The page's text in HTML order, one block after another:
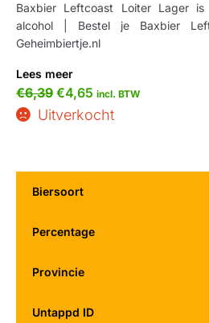
Baxbier Leftcoast Loiter Lager
alcohol | Bestel je Baxbier
Geheimbiertje.nl
Lees meer
€6,39 €4,65 incl. BTW
Uitverkocht
Biersoort
Percentage
Provincie
Untappd ID